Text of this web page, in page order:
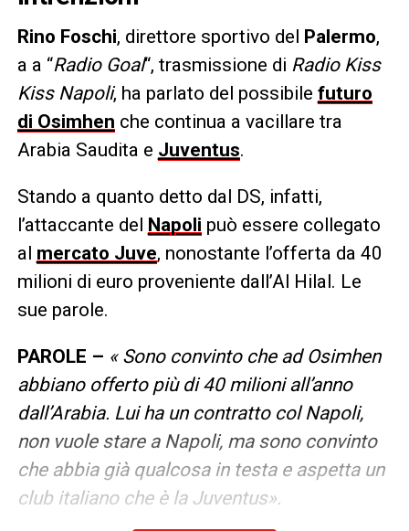
Rino Foschi, direttore sportivo del Palermo,
a a “Radio Goal“, trasmissione di Radio Kiss
Kiss Napoli, ha parlato del possibile futuro
di Osimhen che continua a vacillare tra
Arabia Saudita e Juventus.
Stando a quanto detto dal DS, infatti,
l’attaccante del Napoli può essere collegato
al mercato Juve, nonostante l’offerta da 40
milioni di euro proveniente dall’Al Hilal. Le
sue parole.
PAROLE – « Sono convinto che ad Osimhen
abbiano offerto più di 40 milioni all’anno
dall’Arabia. Lui ha un contratto col Napoli,
non vuole stare a Napoli, ma sono convinto
che abbia già qualcosa in testa e aspetta un
club italiano che è la Juventus».